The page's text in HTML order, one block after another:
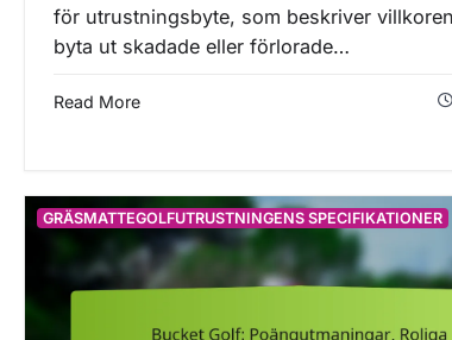
för utrustningsbyte, som beskriver
byta ut skadade eller förlorade…
Read More
GRÄSMATTEGOLFUTRUSTNINGENS SPECIFIKATIONER